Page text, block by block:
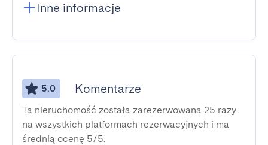
Inne informacje
5.0 Komentarze
Ta nieruchomość została zarezerwowana 25 razy
na wszystkich platformach rezerwacyjnych i ma
średnią ocenę 5/5.